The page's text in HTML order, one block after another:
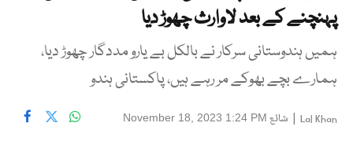
پہنچنے کے بعد لاوارث چھوڑ دیا
ہمیں ہندوستانی سرکار نے بالکل بے یارو مددگار چھوڑ دیا،
ہمارے بچے بھوکے مر رہے ہیں، پاکستانی ہندو
Lal Khan
| شائع November 18, 2023 1:24 PM